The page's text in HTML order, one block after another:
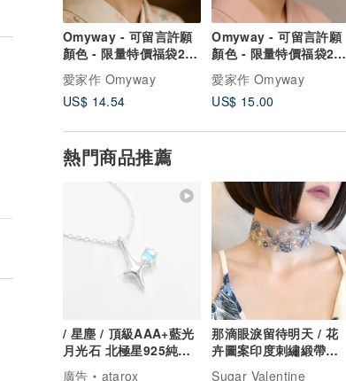
Omyway - 可留言許願
顏色 - 限量特價福袋2件
裝耳夾包
愛家作 Omyway
US$ 14.54
Omyway - 可留言許願
顏色 - 限量特價福袋2件
裝耳夾
愛家作 Omyway
US$ 15.00
熱門商品推薦
/ 星塵 / 頂級AAA+藍光
月光石 北極星925純銀
項鍊 (銀/金/玫瑰金)
廣告
atarox
那滴眼淚留待明天 / 花
卉圖案印度刺繡緞帶頸
飾 SV612
Sugar Valentine